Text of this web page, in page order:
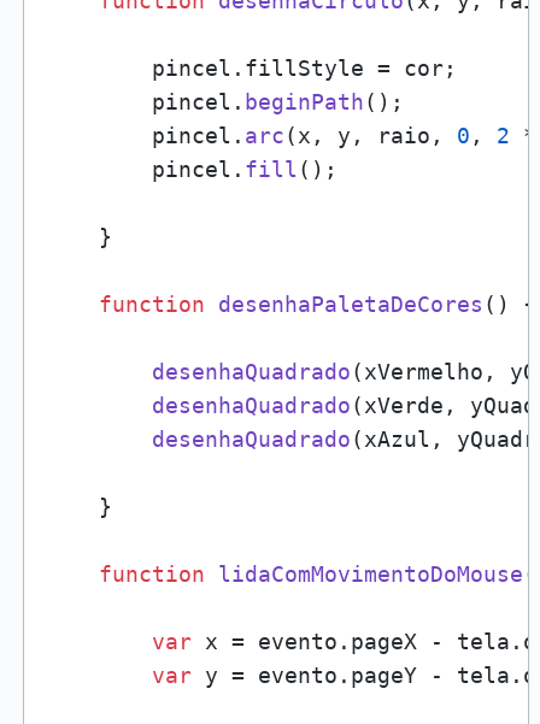
        pincel.
fillStyle = cor;
        pincel.
beginPath();
        pincel.
arc(x, y, raio, 0 , 2
        pincel.
fill ();
    }
function desenhaPaletaDeCores ( ) {
desenhaQuadrado(xVermelho,
desenhaQuadrado(xVerde,
desenhaQuadrado(xAzul,
    }
function lidaComMovimentoDoMouse(
var x = evento. pageX - tela.
var y = evento. pageY - tela.